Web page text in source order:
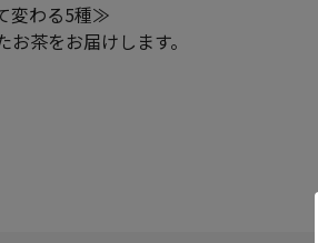
変わる5種≫
お茶をお届けします。